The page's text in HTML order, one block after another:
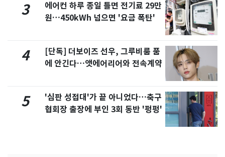
3
에어컨 하루 종일 틀면 전기료 29만
원…450kWh 넘으면 '요금 폭탄'
4
[단독] 더보이즈 선우, 그루비룸 품
에 안긴다…앳에어리어와 전속계약
5
'심판 성접대'가 끝 아니었다…축구
협회장 출장에 부인 3회 동반 '펑펑'